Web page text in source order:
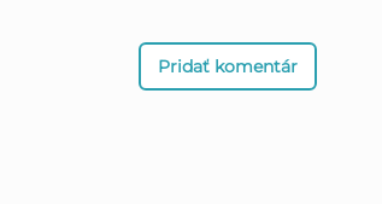
Pridať komentár